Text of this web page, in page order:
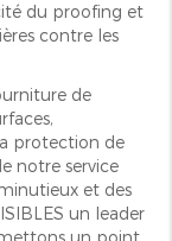
du proofing et
contre les
de
protection de
notre service
et des
un leader